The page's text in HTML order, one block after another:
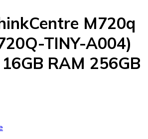
M720q
TINY-A004)
RAM 256GB